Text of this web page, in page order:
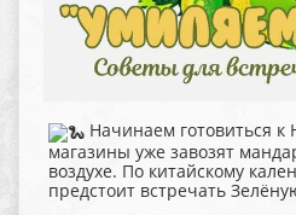
Начинаем готовиться к
магазины уже завозят
воздухе. По китайскому
предстоит встречать